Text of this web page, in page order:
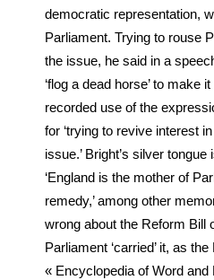
democratic representation,
Parliament. Trying to rouse
the issue, he said in a
‘flog a dead horse’ to make
recorded use of the
for ‘trying to revive interest
issue.’ Bright’s silver
‘England is the mother of
remedy,’ among other
wrong about the Reform Bill
Parliament ‘carried’ it, as
« Encyclopedia of Word